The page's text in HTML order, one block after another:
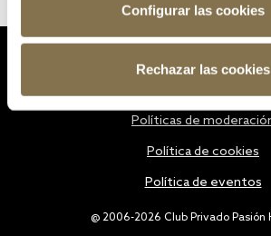
Configurar las cookies
Rechazar las cookies
@ 2006-2026 Club Privado Pasión
Políticas de
Política de cookies
Política de eventos